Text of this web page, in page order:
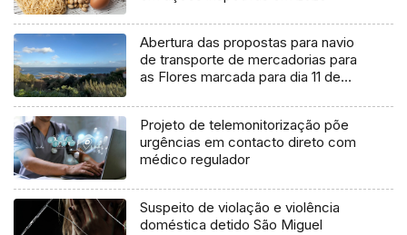
Abertura das propostas para navio
de transporte de mercadorias para
as Flores marcada para dia 11 de
Projeto de telemonitorização põe
urgências em contacto direto com
médico regulador
Suspeito de violação e violência
doméstica detido São Miguel